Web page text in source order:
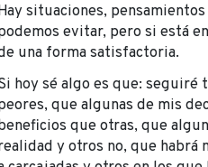
situaciones,
evitar, pero si está
una forma satisfactoria.
hoy sé algo es que: seguiré
que algunas de mis
que otras, que
y otros no, que habrá